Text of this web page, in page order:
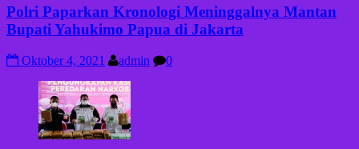
Polri Paparkan Kronologi Meninggalnya Mantan
Bupati Yahukimo Papua di Jakarta
Oktober 4, 2021 admin 0